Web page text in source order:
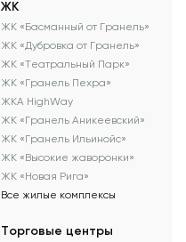
ЖК
ЖК «Басманный от Гранель»
ЖК «Дубровка от Гранель»
ЖК «Театральный Парк»
ЖК «Гранель Пехра»
ЖКА HighWay
ЖК «Гранель Аникеевский»
ЖК «Гранель Ильинойс»
ЖК «Высокие жаворонки»
ЖК «Новая Рига»
Все жилые комплексы
Торговые центры